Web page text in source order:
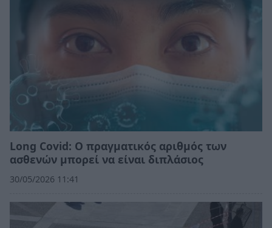
Long Covid: Ο πραγματικός αριθμός των
ασθενών μπορεί να είναι διπλάσιος
30/05/2026 11:41